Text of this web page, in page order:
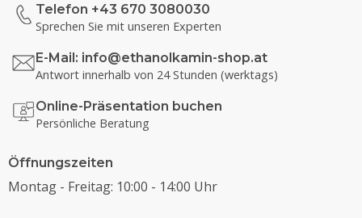
Telefon +43 670 3080030
Sprechen Sie mit unseren Experten
E-Mail: info@ethanolkamin-shop.at
Antwort innerhalb von 24 Stunden (werktags)
Online-Präsentation buchen
Persönliche Beratung
Öffnungszeiten
Montag - Freitag: 10:00 - 14:00 Uhr